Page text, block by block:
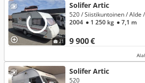
21
Solifer Artic
9 900 €
520 / Siistikuntoinen / Alde
2004 ● 1 250 kg ● 7,1 m
Solifer Artic
520